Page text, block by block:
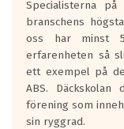
längsta.
Inga D eller G
personbilar och
Betyget sätts
skall bromsa in
0.5-1.5 mm vatten.
I 80km/h kommer
Specialisterna
branschens
oss har minst
erfarenheten så
ett exempel på
ABS. Däckskolan
förening som
sin ryggrad.